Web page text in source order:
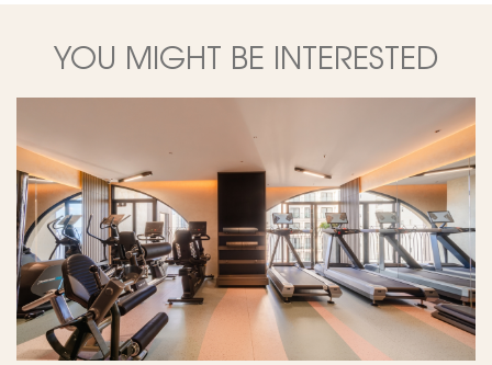
YOU MIGHT BE INTERESTED